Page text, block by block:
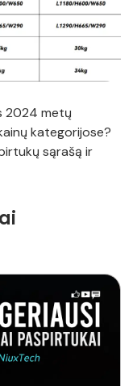
2024 metų
kategorijose?
sąrašą ir